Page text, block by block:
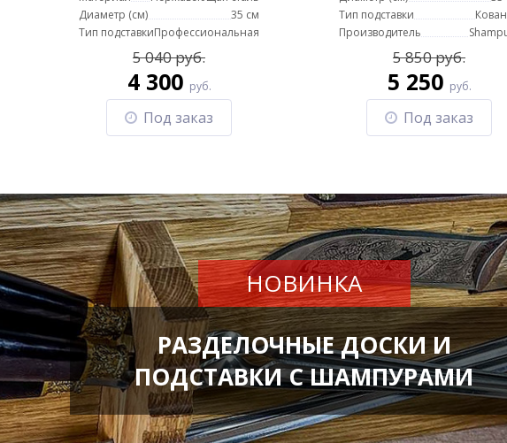
Диаметр (см)
35 см
Тип подставкиПрофессиональная
5 040 руб.
4 300 руб.
Под заказ
Тип подставки
Производитель
5 850 руб.
5 250 руб.
Под заказ
НОВИНКА
РАЗДЕЛОЧНЫЕ ДОСКИ И
ПОДСТАВКИ С ШАМПУРАМИ